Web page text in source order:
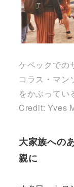
ケベックでの
コラス・マン
をかぶってい
Credit: Yves
大家族への
親に